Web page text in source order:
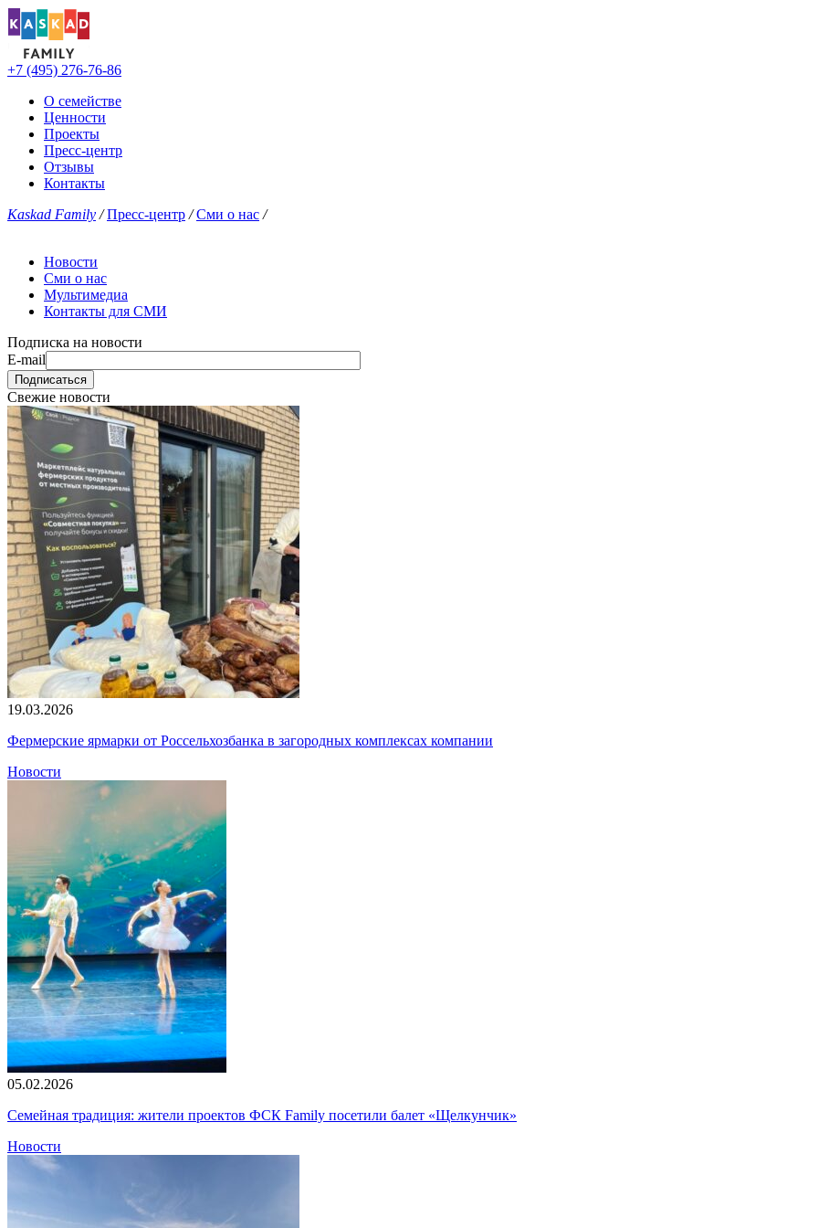
+7 (495) 276-76-86
О семействе
Ценности
Проекты
Пресс-центр
Отзывы
Контакты
Kaskad Family / Пресс-центр / Сми о нас /
Новости
Сми о нас
Мультимедиа
Контакты для СМИ
Подписка на новости
E-mail
Свежие новости
19.03.2026
Фермерские ярмарки от Россельхозбанка в загородных комплексах компании
Новости
05.02.2026
Семейная традиция: жители проектов ФСК Family посетили балет «Щелкунчик»
Новости